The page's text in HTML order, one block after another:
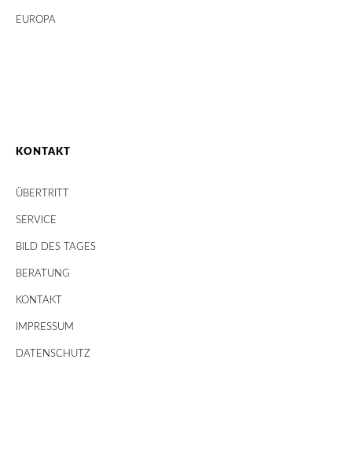
EUROPA
KONTAKT
ÜBERTRITT
SERVICE
BILD DES TAGES
BERATUNG
KONTAKT
IMPRESSUM
DATENSCHUTZ